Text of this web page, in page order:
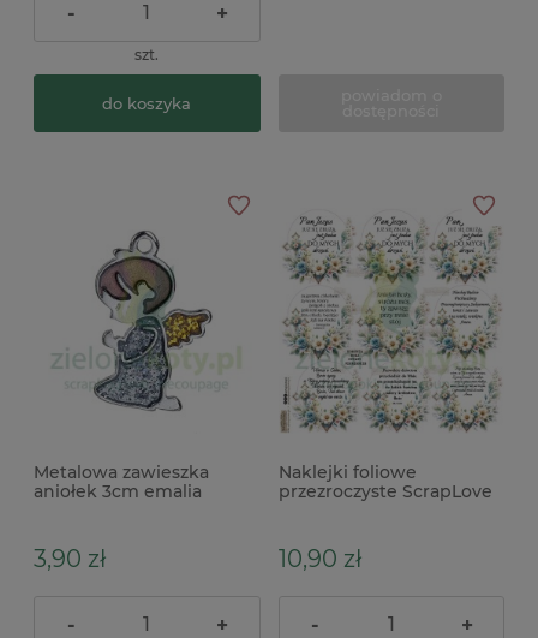
- +
szt.
do koszyka
Metalowa zawieszka
aniołek 3cm emalia
3,90 zł
- +
Naklejki foliowe
przezroczyste ScrapLove
10,90 zł
- +